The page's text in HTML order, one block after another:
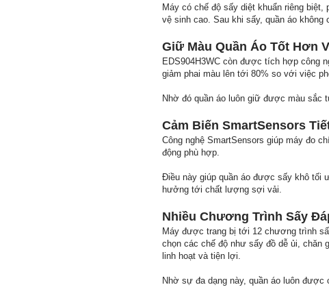
Máy có chế độ sấy diệt khuẩn riêng
vệ sinh cao. Sau khi sấy, quần áo
Giữ Màu Quần Áo Tốt Hơn
EDS904H3WC còn được tích hợp công
giảm phai màu lên tới 80% so với việc
Nhờ đó quần áo luôn giữ được màu sắc
Cảm Biến SmartSensors
Công nghệ SmartSensors giúp máy đo
động phù hợp.
Điều này giúp quần áo được sấy khô tối
hưởng tới chất lượng sợi vải.
Nhiều Chương Trình Sấy
Máy được trang bị tới 12 chương trình
chọn các chế độ như sấy đồ dễ ủi, chăn
linh hoạt và tiện lợi.
Nhờ sự đa dạng này, quần áo luôn